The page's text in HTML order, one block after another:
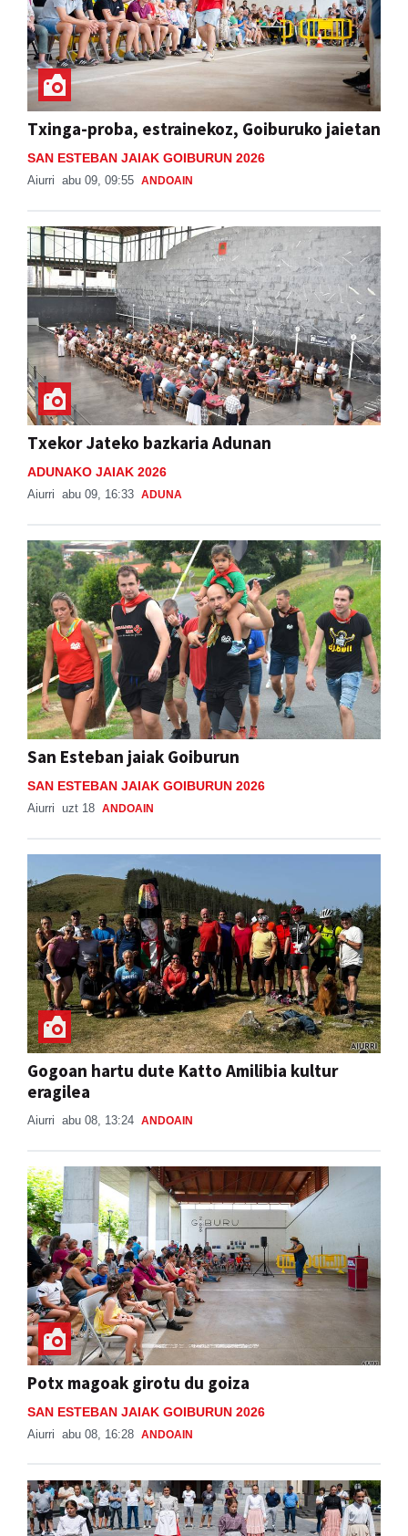
Txinga-proba, estrainekoz, Goiburuko jaietan
SAN ESTEBAN JAIAK GOIBURUN 2026
Aiurri abu 09, 09:55 ANDOAIN
Txekor Jateko bazkaria Adunan
ADUNAKO JAIAK 2026
Aiurri abu 09, 16:33 ADUNA
San Esteban jaiak Goiburun
SAN ESTEBAN JAIAK GOIBURUN 2026
Aiurri uzt 18 ANDOAIN
Gogoan hartu dute Katto Amilibia kultur
eragilea
Aiurri abu 08, 13:24 ANDOAIN
Potx magoak girotu du goiza
SAN ESTEBAN JAIAK GOIBURUN 2026
Aiurri abu 08, 16:28 ANDOAIN